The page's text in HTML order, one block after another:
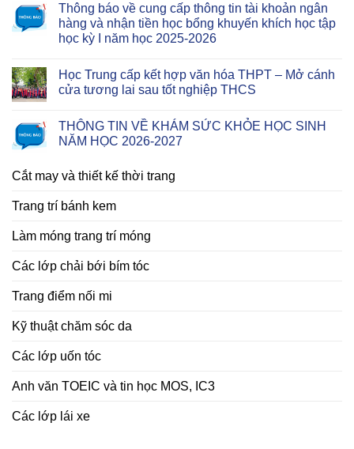
Thông báo về cung cấp thông tin tài khoản ngân
hàng và nhận tiền học bổng khuyến khích học tập
học kỳ I năm học 2025-2026
Học Trung cấp kết hợp văn hóa THPT – Mở cánh
cửa tương lai sau tốt nghiệp THCS
THÔNG TIN VỀ KHÁM SỨC KHỎE HỌC SINH
NĂM HỌC 2026-2027
Cắt may và thiết kế thời trang
Trang trí bánh kem
Làm móng trang trí móng
Các lớp chải bới bím tóc
Trang điểm nối mi
Kỹ thuật chăm sóc da
Các lớp uốn tóc
Anh văn TOEIC và tin học MOS, IC3
Các lớp lái xe